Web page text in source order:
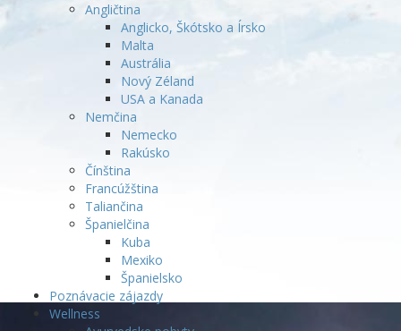
Angličtina
Anglicko, Škótsko a Írsko
Malta
Austrália
Nový Zéland
USA a Kanada
Nemčina
Nemecko
Rakúsko
Čínština
Francúžština
Taliančina
Španielčina
Kuba
Mexiko
Španielsko
Poznávacie zájazdy
Wellness